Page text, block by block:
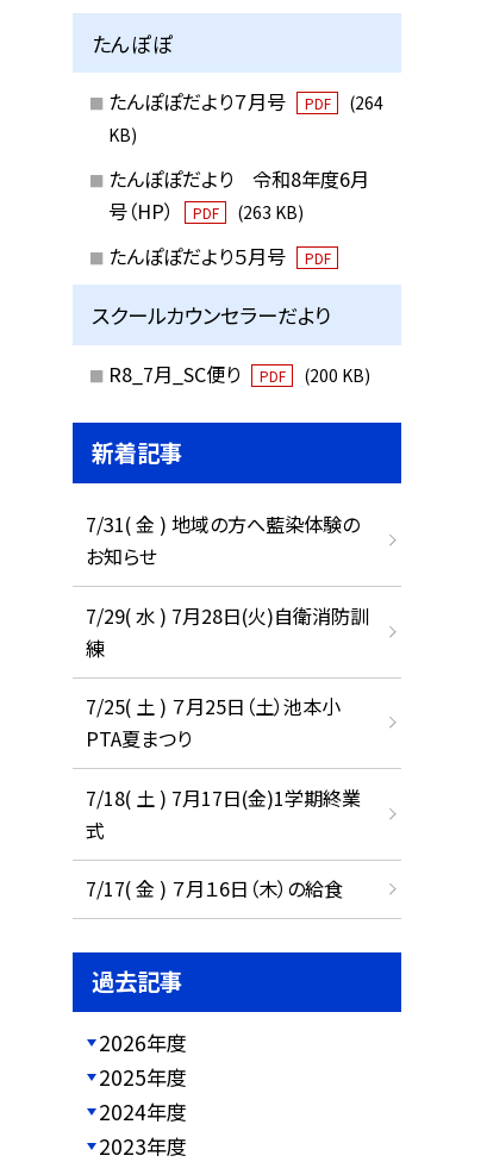
たんぽぽ
たんぽぽだより７月号 PDF
(264
KB)
たんぽぽだより 令和8年度6月
号（HP）
PDF (263 KB)
たんぽぽだより５月号 PDF
スクールカウンセラーだより
R8_7月_SC便り PDF (200 KB)
新着記事
7/31( 金 ) 地域の方へ藍染体験の
お知らせ
7/29( 水 ) 7月28日(火)自衛消防訓
練
7/25( 土 ) ７月25日（土）池本小
PTA夏まつり
7/18( 土 ) 7月17日(金)1学期終業
式
7/17( 金 ) ７月１6日（木）の給食
過去記事
2026年度
2025年度
2024年度
2023年度